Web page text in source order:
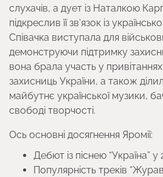
слухачів, а дует із Наталкою
підкреслив її зв’язок із
Співачка виступала для
демонструючи підтримку
вона брала участь у привітаннях
захисниць України, а також
майбутнє української музики,
свободі творчості.
Ось основні досягнення Яромії:
Дебют із піснею “Україна” у
Популярність треків